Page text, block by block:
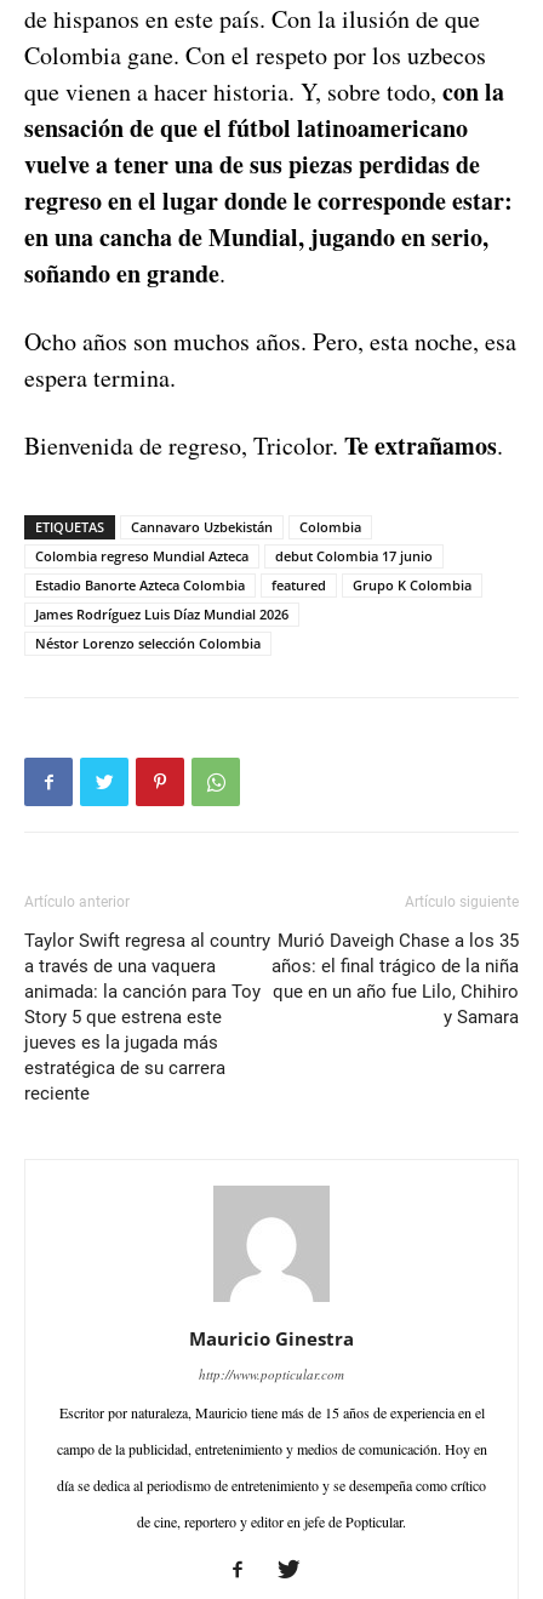
de hispanos en este país. Con la ilusión de que
Colombia gane. Con el respeto por los uzbecos
que vienen a hacer historia. Y, sobre todo, con la
sensación de que el fútbol latinoamericano
vuelve a tener una de sus piezas perdidas de
regreso en el lugar donde le corresponde estar:
en una cancha de Mundial, jugando en serio,
soñando en grande.
Ocho años son muchos años. Pero, esta noche, esa
espera termina.
Bienvenida de regreso, Tricolor. Te extrañamos.
ETIQUETAS Cannavaro Uzbekistán
Colombia
Colombia regreso Mundial Azteca
debut Colombia 17 junio
Estadio Banorte Azteca Colombia
featured
Grupo K Colombia
James Rodríguez Luis Díaz Mundial 2026
Néstor Lorenzo selección Colombia
Artículo anterior
Taylor Swift regresa al country
a través de una vaquera
animada: la canción para Toy
Story 5 que estrena este
jueves es la jugada más
estratégica de su carrera
reciente
Artículo siguiente
Murió Daveigh Chase a los 35
años: el final trágico de la niña
que en un año fue Lilo, Chihiro
y Samara
Mauricio Ginestra
http://www.popticular.com
Escritor por naturaleza, Mauricio tiene más de 15 años de experiencia en el
campo de la publicidad, entretenimiento y medios de comunicación. Hoy en
día se dedica al periodismo de entretenimiento y se desempeña como crítico
de cine, reportero y editor en jefe de Popticular.